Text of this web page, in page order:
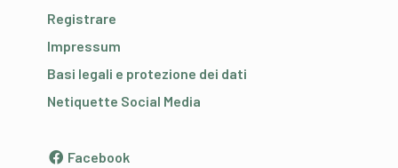
Registrare
Impressum
Basi legali e protezione dei dati
Netiquette Social Media
Facebook